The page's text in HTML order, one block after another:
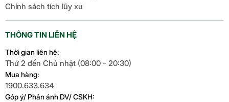
Chính sách tích lũy xu
THÔNG TIN LIÊN HỆ
Thời gian liên hệ:
Thứ 2 đến Chủ nhật (08:00 - 20:30)
Mua hàng:
1900.633.634
Góp ý/ Phản ánh DV/ CSKH: